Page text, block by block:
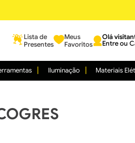
Lista de
Presentes
Meus
Favoritos
Entre ou
Iluminação Materiais